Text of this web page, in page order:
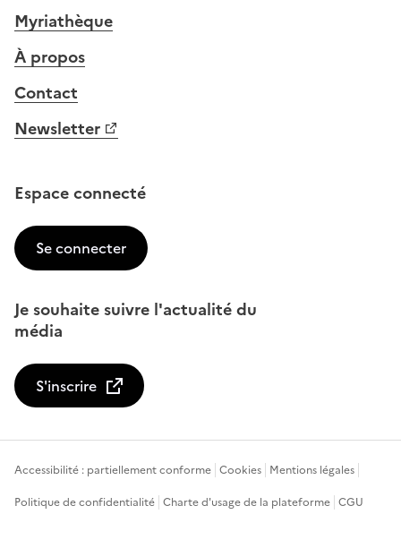
Myriathèque
À propos
Contact
Newsletter
Espace connecté
Se connecter
Je souhaite suivre l'actualité du
média
S'inscrire
Accessibilité : partiellement conforme Cookies Mentions légales
Politique de confidentialité Charte d'usage de la plateforme CGU